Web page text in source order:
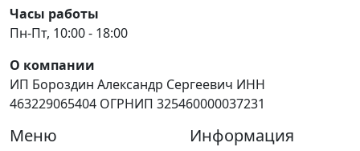
Часы работы
Пн-Пт, 10:00 - 18:00
О компании
ИП Бороздин Александр Сергеевич ИНН
463229065404 ОГРНИП 325460000037231
Меню Информация